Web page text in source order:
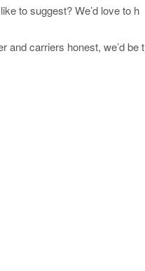
to suggest? We’d love to h
and carriers honest, we’d be t